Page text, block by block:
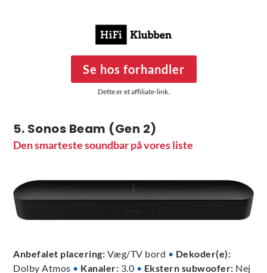
Se hos forhandler
Dette er et affiliate-link.
5. Sonos Beam (Gen 2)
Den smarteste soundbar på vores liste
Anbefalet placering: Væg/TV bord • Dekoder(e):
Dolby Atmos • Kanaler: 3.0 • Ekstern subwoofer: Nej